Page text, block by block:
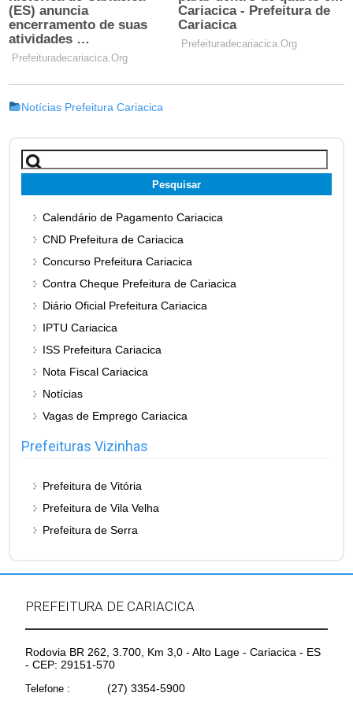
Notícias Prefeitura Cariacica
Pesquisar
por:
Calendário de Pagamento Cariacica
CND Prefeitura de Cariacica
Concurso Prefeitura Cariacica
Contra Cheque Prefeitura de Cariacica
Diário Oficial Prefeitura Cariacica
IPTU Cariacica
ISS Prefeitura Cariacica
Nota Fiscal Cariacica
Notícias
Vagas de Emprego Cariacica
Prefeituras Vizinhas
Prefeitura de Vitória
Prefeitura de Vila Velha
Prefeitura de Serra
PREFEITURA DE CARIACICA
Rodovia BR 262, 3.700, Km 3,0 - Alto Lage - Cariacica - ES
- CEP: 29151-570
Telefone : (27) 3354-5900